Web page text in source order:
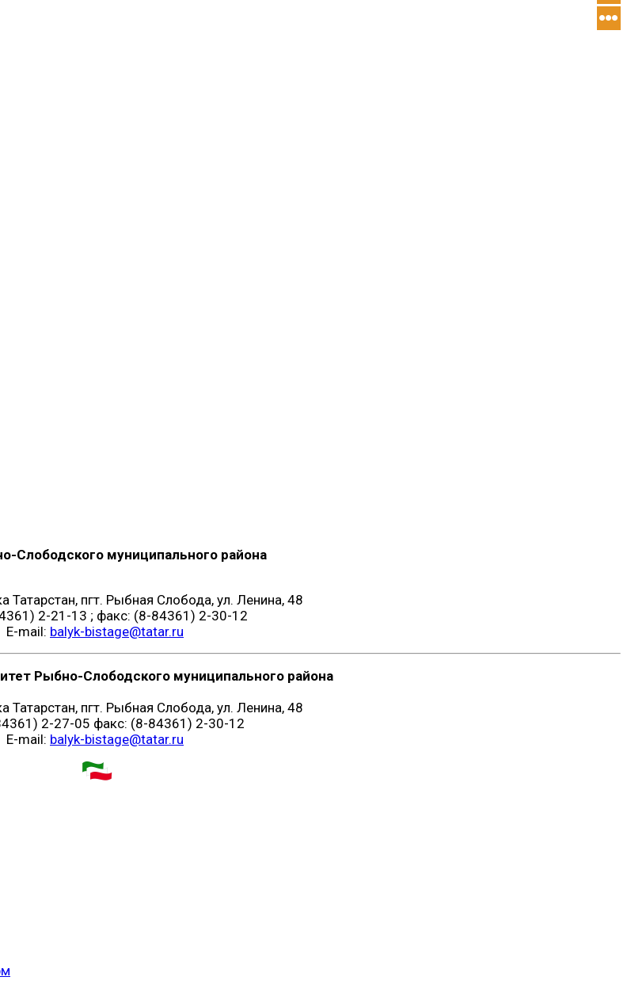
Слободского муниципального района
Татарстан, пгт. Рыбная Слобода, ул. Ленина, 48
2-21-13 ; факс: (8-84361) 2-30-12
E-mail: balyk-bistage@tatar.ru
Рыбно-Слободского муниципального района
Татарстан, пгт. Рыбная Слобода, ул. Ленина, 48
2-27-05 факс: (8-84361) 2-30-12
E-mail: balyk-bistage@tatar.ru